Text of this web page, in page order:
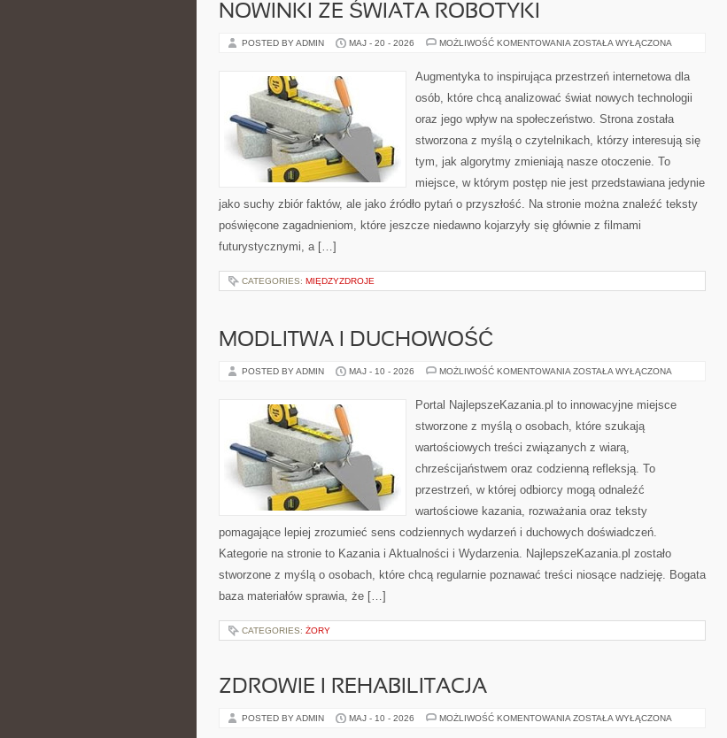
NOWINKI ZE ŚWIATA ROBOTYKI
POSTED BY ADMIN MAJ - 20 - 2026 MOŻLIWOŚĆ KOMENTOWANIA NOWINKI
ROBOTYKI
ZOSTAŁA WYŁĄCZONA
Augmentyka to inspirująca przestrzeń internetowa dla
osób, które chcą analizować świat nowych technologii
oraz jego wpływ na społeczeństwo. Strona została
stworzona z myślą o czytelnikach, którzy interesują się
tym, jak algorytmy zmieniają nasze otoczenie. To
miejsce, w którym postęp nie jest przedstawiana jedynie
jako suchy zbiór faktów, ale jako źródło pytań o przyszłość. Na stronie można znaleźć teksty
poświęcone zagadnieniom, które jeszcze niedawno kojarzyły się głównie z filmami
futurystycznymi, a […]
CATEGORIES: MIĘDZYZDROJE
MODLITWA I DUCHOWOŚĆ
POSTED BY ADMIN MAJ - 10 - 2026 MOŻLIWOŚĆ KOMENTOWANIA MODLITWA
ZOSTAŁA WYŁĄCZONA
Portal NajlepszeKazania.pl to innowacyjne miejsce
stworzone z myślą o osobach, które szukają
wartościowych treści związanych z wiarą,
chrześcijaństwem oraz codzienną refleksją. To
przestrzeń, w której odbiorcy mogą odnaleźć
wartościowe kazania, rozważania oraz teksty
pomagające lepiej zrozumieć sens codziennych wydarzeń i duchowych doświadczeń.
Kategorie na stronie to Kazania i Aktualności i Wydarzenia. NajlepszeKazania.pl zostało
stworzone z myślą o osobach, które chcą regularnie poznawać treści niosące nadzieję. Bogata
baza materiałów sprawia, że […]
CATEGORIES: ŻORY
ZDROWIE I REHABILITACJA
POSTED BY ADMIN MAJ - 10 - 2026 MOŻLIWOŚĆ KOMENTOWANIA ZDROWIE
ZOSTAŁA WYŁĄCZONA